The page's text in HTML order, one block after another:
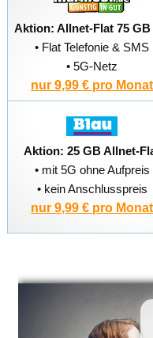
Aktion: Allnet-Flat 75 GB
• Flat Telefonie & SMS
• 5G-Netz
nur 9,99 € pro Monat
Aktion: 25 GB Allnet-
• mit 5G ohne Aufpreis
• kein Anschlusspreis
nur 9,99 € pro Monat